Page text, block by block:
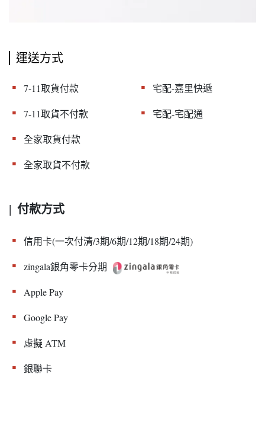
運送方式
▪︎ 7-11取貨付款 ▪︎ 宅配-嘉里快遞
▪︎ 7-11取貨不付款 ▪︎ 宅配-宅配通
▪︎ 全家取貨付款
▪︎ 全家取貨不付款
| 付款方式
▪︎ 信用卡(一次付清/3期/6期/12期/18期/24期)
▪︎ zingala銀角零卡分期
▪︎ Apple Pay
▪︎ Google Pay
▪︎ 虛擬 ATM
▪︎ 銀聯卡